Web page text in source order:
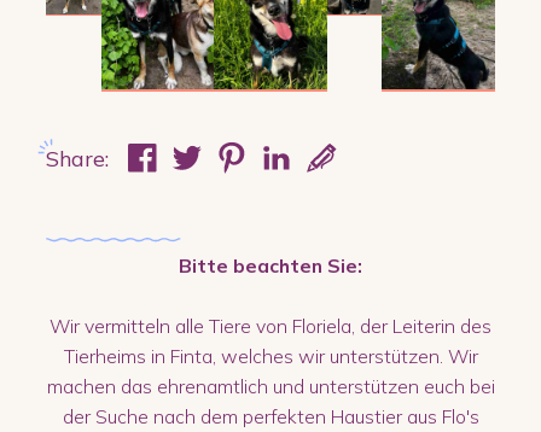
Share:
Bitte beachten Sie:
Wir vermitteln alle Tiere von Floriela, der Leiterin des
Tierheims in Finta, welches wir unterstützen. Wir
machen das ehrenamtlich und unterstützen euch bei
der Suche nach dem perfekten Haustier aus Flo's